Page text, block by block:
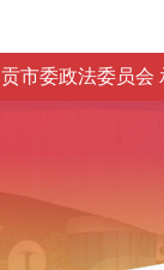
市委政法委员会